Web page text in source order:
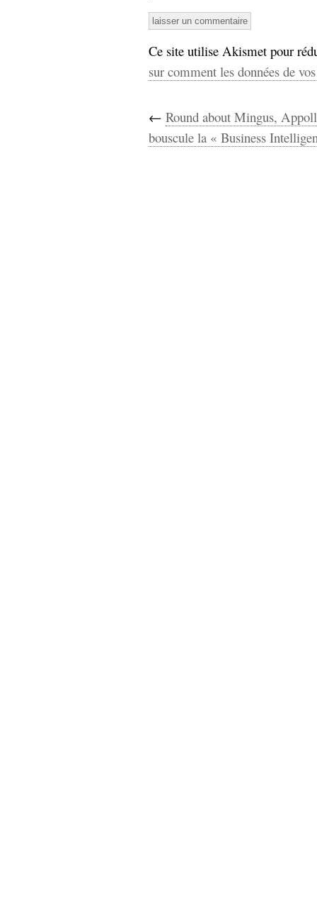
Ce site utilise Akismet pour
sur comment les données de
← Round about Mingus,
bouscule la « Business